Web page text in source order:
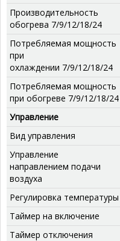
Производительность
обогрева 7/9/12/18/24
Потребляемая мощность
при
охлаждении 7/9/12/18/24
Потребляемая мощность
при обогреве 7/9/12/18/24
Управление
Вид управления
Управление
направлением подачи
воздуха
Регулировка температуры
Таймер на включение
Таймер отключения